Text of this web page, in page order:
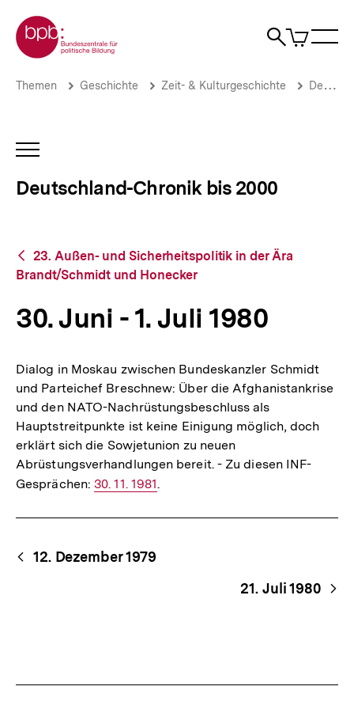
zum
Seiteninhalt
springen
Zur Startseite der bpb
Suche
Artikel
im
30.
Juli
1980
Deutschland-
bpb.de
Brotkrümelnavigation
Pfadnavigation
Themen Geschichte Zeit- & Kulturgeschichte Deutschland-Chronik bis 2000
INHALTSNAVIGATION
Deutschland-Chronik bis 2000
Zurück
zur
23. Außen- und Sicherheitspolitik in der Ära
Brandt/Schmidt und Honecker
30. Juni - 1. Juli 1980
Dialog in Moskau zwischen Bundeskanzler Schmidt
und Parteichef Breschnew: Über die Afghanistankrise
und den NATO-Nachrüstungsbeschluss als
Hauptstreitpunkte ist keine Einigung möglich, doch
erklärt sich die Sowjetunion zu neuen
Abrüstungsverhandlungen bereit. - Zu diesen INF-
Gesprächen: Interner
30. 11. 1981.
Begriffsnavigation
Content-
Navigation
12. Dezember 1979
21. Juli 1980